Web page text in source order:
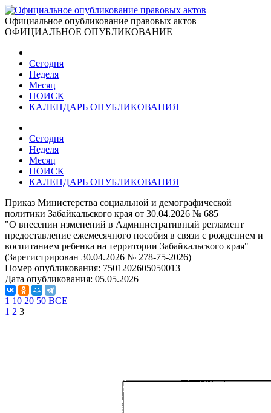
Официальное опубликование правовых актов
ОФИЦИАЛЬНОЕ ОПУБЛИКОВАНИЕ
Сегодня
Неделя
Месяц
ПОИСК
КАЛЕНДАРЬ ОПУБЛИКОВАНИЯ
Сегодня
Неделя
Месяц
ПОИСК
КАЛЕНДАРЬ ОПУБЛИКОВАНИЯ
Приказ Министерства социальной и демографической
политики Забайкальского края от 30.04.2026 № 685
"О внесении изменений в Административный регламент
предоставление ежемесячного пособия в связи с рождением и
воспитанием ребенка на территории Забайкальского края"
(Зарегистрирован 30.04.2026 № 278-75-2026)
Номер опубликования: 7501202605050013
Дата опубликования: 05.05.2026
1 10 20 50 ВСЕ
1 2 3